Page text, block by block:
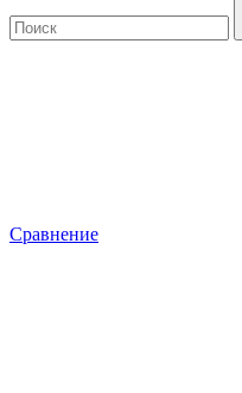
Сравнение